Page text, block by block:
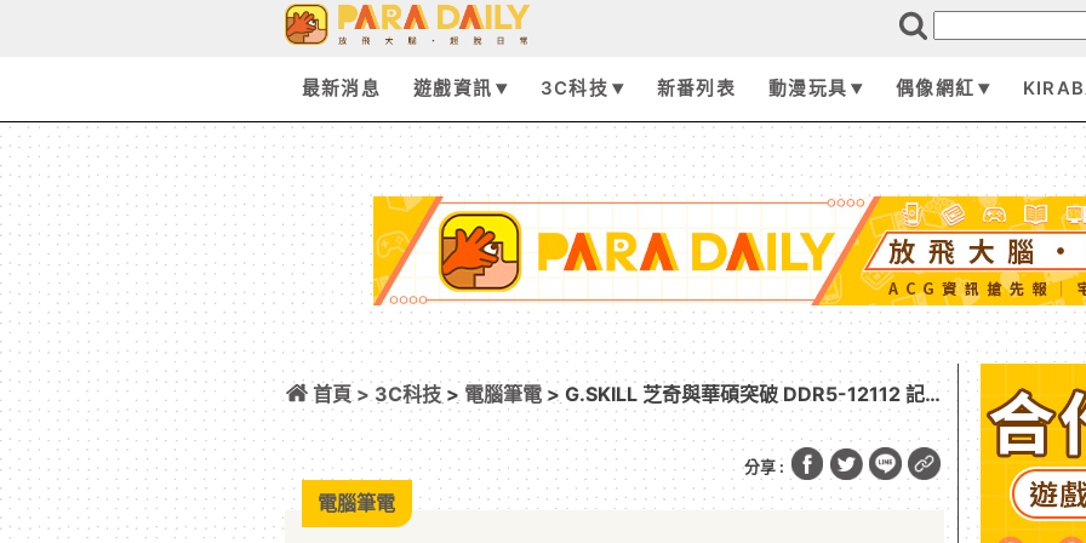
最新消息 遊戲資訊 3C科技 新番列表 動漫玩具 偶像網紅
首頁 >3C科技 > 電腦筆電 > G.SKILL 芝奇與華碩突破 DDR5-12112 記
憶體頻率超頻世界紀錄
分享 :
電腦筆電